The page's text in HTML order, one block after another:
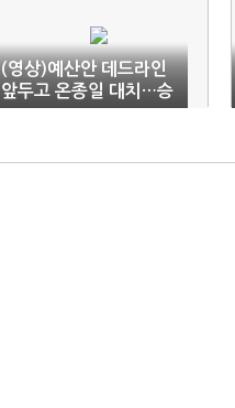
(영상)예산안 데드라인
앞두고 온종일 대치…승
자 없는 대립